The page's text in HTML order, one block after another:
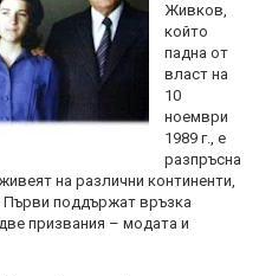
Живков,
който
падна от
власт на
10
ноември
1989 г., е
разпръсна
на различни континенти,
поддържат връзка
призвания – модата и